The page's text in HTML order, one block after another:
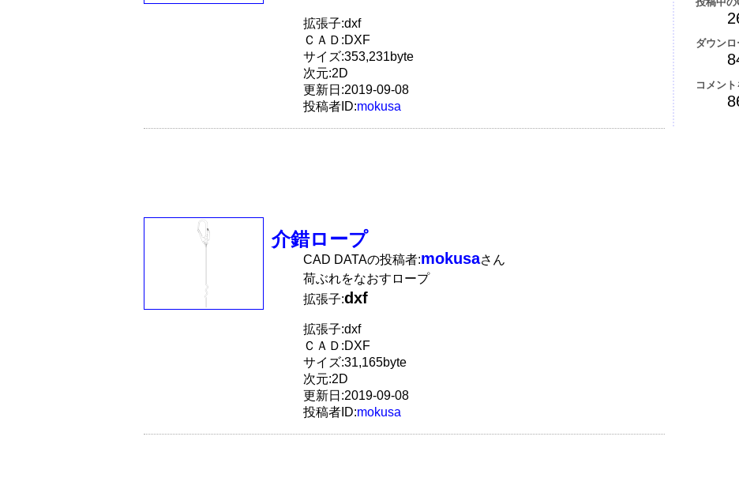
ダウン
コメン
拡張子:dxf
ＣＡＤ:DXF
サイズ:353,231byte
次元:2D
更新日:2019-09-08
投稿者ID:mokusa
介錯ロープ
CAD DATAの投稿者:mokusaさん
荷ぶれをなおすロープ
拡張子:dxf
拡張子:dxf
ＣＡＤ:DXF
サイズ:31,165byte
次元:2D
更新日:2019-09-08
投稿者ID:mokusa